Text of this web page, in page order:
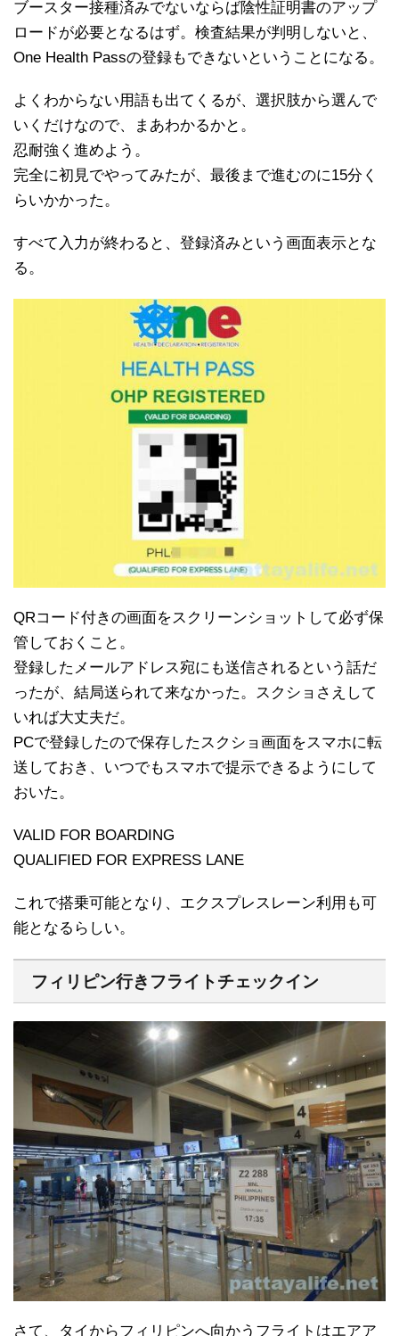
ブースター接種済みでないならば陰性証明書のアップ
ロードが必要となるはず。検査結果が判明しないと、
One Health Passの登録もできないということになる。
よくわからない用語も出てくるが、選択肢から選んで
いくだけなので、まあわかるかと。
忍耐強く進めよう。
完全に初見でやってみたが、最後まで進むのに15分く
らいかかった。
すべて入力が終わると、登録済みという画面表示とな
る。
QRコード付きの画面をスクリーンショットして必ず保
管しておくこと。
登録したメールアドレス宛にも送信されるという話だ
ったが、結局送られて来なかった。スクショさえして
いれば大丈夫だ。
PCで登録したので保存したスクショ画面をスマホに転
送しておき、いつでもスマホで提示できるようにして
おいた。
VALID FOR BOARDING
QUALIFIED FOR EXPRESS LANE
これで搭乗可能となり、エクスプレスレーン利用も可
能となるらしい。
フィリピン行きフライトチェックイン
さて、タイからフィリピンへ向かうフライトはエアア